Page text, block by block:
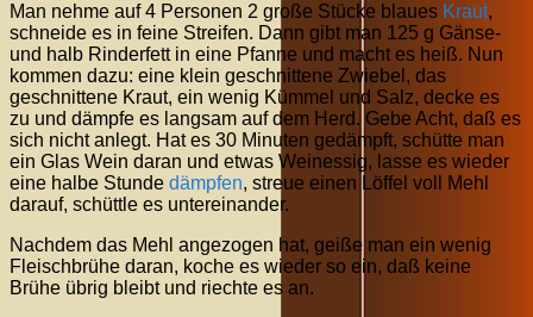
Man nehme auf 4 Personen 2 große Stücke blaues Kraut,
schneide es in feine Streifen. Dann gibt man 125 g Gänse-
und halb Rinderfett in eine Pfanne und macht es heiß. Nun
kommen dazu: eine klein geschnittene Zwiebel, das
geschnittene Kraut, ein wenig Kümmel und Salz, decke es
zu und dämpfe es langsam auf dem Herd. Gebe Acht, daß es
sich nicht anlegt. Hat es 30 Minuten gedämpft, schütte man
ein Glas Wein daran und etwas Weinessig, lasse es wieder
eine halbe Stunde dämpfen, streue einen Löffel voll Mehl
darauf, schüttle es untereinander.
Nachdem das Mehl angezogen hat, geiße man ein wenig
Fleischbrühe daran, koche es wieder so ein, daß keine
Brühe übrig bleibt und riechte es an.